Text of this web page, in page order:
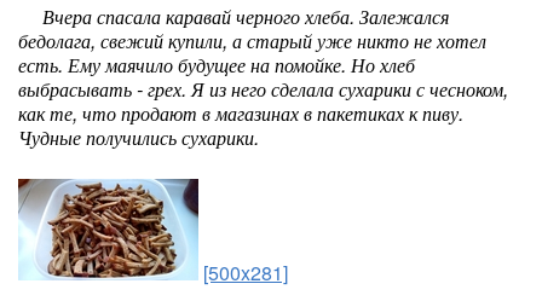
Вчера спасала каравай черного хлеба. Залежался
бедолага, свежий купили, а старый уже никто не хотел
есть. Ему маячило будущее на помойке. Но хлеб
выбрасывать - грех. Я из него сделала сухарики с чесноком,
как те, что продают в магазинах в пакетиках к пиву.
Чудные получились сухарики.
[500x281]